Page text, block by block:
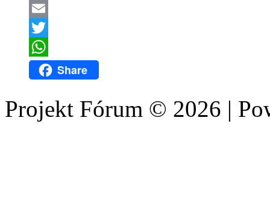
LinkedIn
Email
Twitter
WhatsAppShare
Projekt Fórum © 2026 |